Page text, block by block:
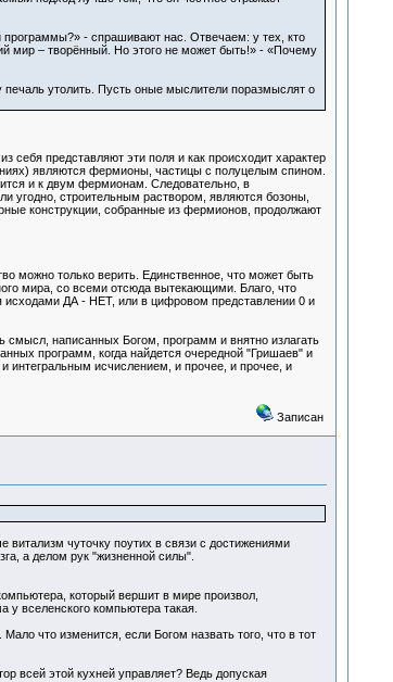
программы?» - спрашивают нас. Отвечаем: у тех, кто
мир – творённый. Но этого не может быть!» - «Почему
печаль утолить. Пусть оные мыслители поразмыслят о
себя представляют эти поля и как происходит характер
являются фермионы, частицы с полуцелым спином.
и к двум фермионам. Следовательно, в
угодно, строительным раствором, являются бозоны,
конструкции, собранные из фермионов, продолжают
можно только верить. Единственное, что может быть
мира, со всеми отсюда вытекающими. Благо, что
исходами ДА - НЕТ, или в цифровом представлении 0 и
написанных Богом, программ и внятно излагать
программ, когда найдется очередной "Гришаев" и
интегральным исчислением, и прочее, и прочее, и
Записан
чуточку поутих в связи с достижениями
а делом рук "жизненной силы".
который вершит в мире произвол,
у вселенского компьютера такая.
что изменится, если Богом назвать того, что в тот
всей этой кухней управляет? Ведь допуская